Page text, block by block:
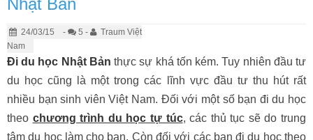
Nhật Bản
24/03/15 - 5 -
Traum Việt
Nam
Đi du học Nhật Bản thực sự khá tốn kém. Tuy nhiên đầu tư
du học cũng là một trong các lĩnh vực đầu tư thu hút rất
nhiều bạn sinh viên Việt Nam. Đối với một số bạn đi du học
theo chương trình du học tự túc, các thủ tục sẽ do trung
tâm du học làm cho bạn. Còn đối với các bạn đi du học theo